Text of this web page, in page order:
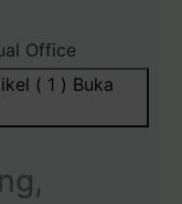
Office
( 1 ) Buka